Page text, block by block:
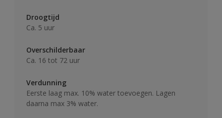
Droogtijd
Ca. 5 uur
Overschilderbaar
Ca. 16 tot 72 uur
Verdunning
Eerste laag max. 10% water toevoegen. Lagen
daarna max 3% water.